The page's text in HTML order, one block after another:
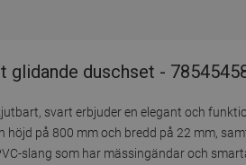
glidande duschset -
svart erbjuder en elegant och
höjd på 800 mm och bredd på 22 mm,
slang som har mässingändar och